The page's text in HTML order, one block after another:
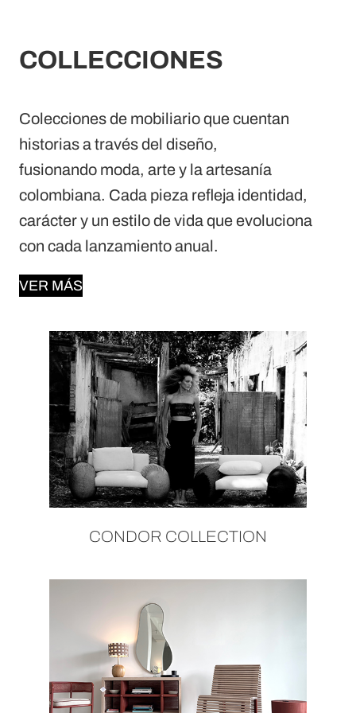
COLLECCIONES
Colecciones de mobiliario que cuentan
historias a través del diseño,
fusionando moda, arte y la artesanía
colombiana. Cada pieza refleja identidad,
carácter y un estilo de vida que evoluciona
con cada lanzamiento anual.
VER MÁS
CONDOR COLLECTION